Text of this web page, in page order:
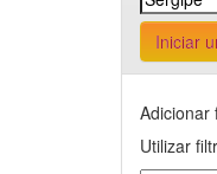
Iniciar
Adicionar
Utilizar